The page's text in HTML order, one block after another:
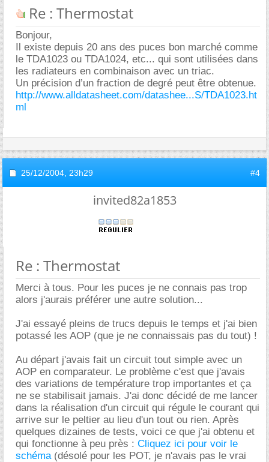
Re : Thermostat
Bonjour,
Il existe depuis 20 ans des puces bon marché comme
le TDA1023 ou TDA1024, etc... qui sont utilisées dans
les radiateurs en combinaison avec un triac.
Un précision d’un fraction de degré peut être obtenue.
http://www.alldatasheet.com/datashee...S/TDA1023.ht
ml
25/12/2004, 23h29 #4
invited82a1853
Re : Thermostat
Merci à tous. Pour les puces je ne connais pas trop
alors j'aurais préférer une autre solution...
J'ai essayé pleins de trucs depuis le temps et j'ai bien
potassé les AOP (que je ne connaissais pas du tout) !
Au départ j'avais fait un circuit tout simple avec un
AOP en comparateur. Le problème c'est que j'avais
des variations de température trop importantes et ça
ne se stabilisait jamais. J'ai donc décidé de me lancer
dans la réalisation d'un circuit qui régule le courant qui
arrive sur le peltier au lieu d'un tout ou rien. Après
quelques dizaines de tests, voici ce que j'ai obtenu et
qui fonctionne à peu près : Cliquez ici pour voir le
schéma(désolé pour les POT, je n'avais pas le vrai